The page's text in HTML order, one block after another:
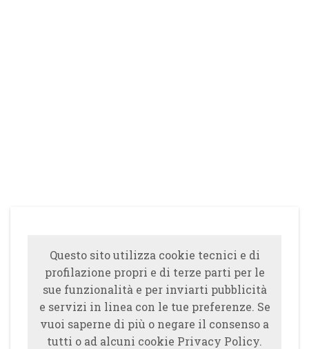
Questo sito utilizza cookie tecnici e di
profilazione propri e di terze parti per le
sue funzionalità e per inviarti pubblicità
e servizi in linea con le tue preferenze. Se
vuoi saperne di più o negare il consenso a
tutti o ad alcuni cookie Privacy Policy.